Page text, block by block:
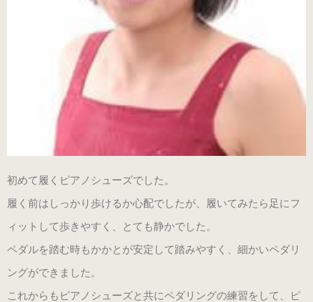
指導者の声２
ご購入者の声
商品受賞歴
初めて履くピアノシューズでした。
履く前はしっかり歩けるか心配でしたが、履いてみたら足にフ
ィットして歩きやすく、とても静かでした。
ペダルを踏む時もかかとが安定して踏みやすく、細かいペダリ
ングができました。
これからもピアノシューズと共にペダリングの練習をして、ピ